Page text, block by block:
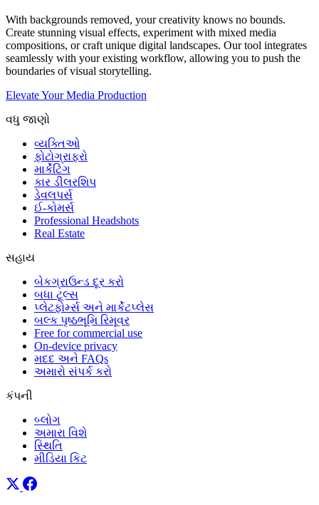
With backgrounds removed, your creativity knows no bounds.
Create stunning visual effects, experiment with mixed media
compositions, or craft unique digital landscapes. Our tool integrates
seamlessly with your existing workflow, allowing you to push the
boundaries of visual storytelling.
Elevate Your Media Production
વધુ જાણો
વ્યક્તિઓ
ફોટોગ્રાફરો
માર્કેટિંગ
કાર ડીલરશિપ
ડેવલપર્સ
ઈ-કોમર્સ
Professional Headshots
Real Estate
સહાય
બેકગ્રાઉન્ડ દૂર કરો
બધા ટૂલ્સ
પ્લેટફોર્મ્સ અને માર્કેટપ્લેસ
બલ્ક પૃષ્ઠભૂમિ રિમૂવર
Free for commercial use
On-device privacy
મદદ અને FAQs
અમારો સંપર્ક કરો
કંપની
બ્લોગ
અમારા વિશે
સ્થિતિ
મીડિયા કિટ